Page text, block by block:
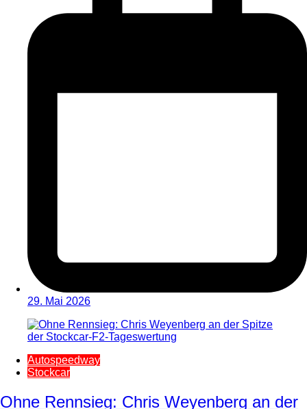
29. Mai 2026
Autospeedway
Stockcar
Ohne Rennsieg: Chris Weyenberg an der